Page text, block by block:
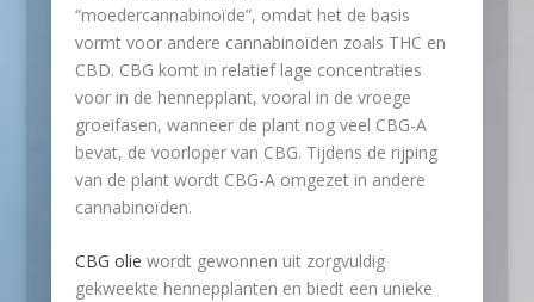
“moedercannabinoïde”, omdat het de basis
vormt voor andere cannabinoïden zoals THC en
CBD. CBG komt in relatief lage concentraties
voor in de hennepplant, vooral in de vroege
groeifasen, wanneer de plant nog veel CBG-A
bevat, de voorloper van CBG. Tijdens de rijping
van de plant wordt CBG-A omgezet in andere
cannabinoïden.
CBG olie wordt gewonnen uit zorgvuldig
gekweekte hennepplanten en biedt een unieke